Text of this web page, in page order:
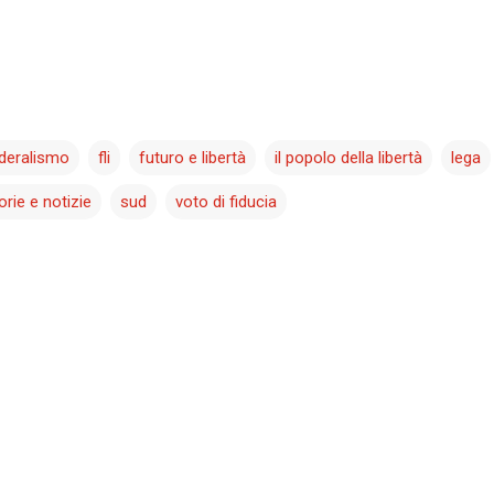
fli futuro e libertà il popolo della libertà lega
e notizie sud voto di fiducia